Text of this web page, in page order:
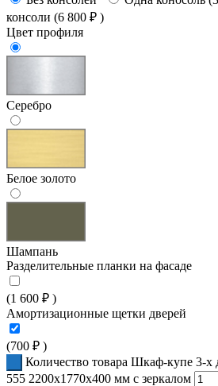
консоли (6 800 ₽ )
Цвет профиля
Серебро
Белое золото
Шампань
Разделительные планки на фасаде
(1 600 ₽ )
Амортизационные щетки дверей
(700 ₽ )
Количество товара Шкаф-купе 3-
555 2200x1770x400 мм с зеркалом